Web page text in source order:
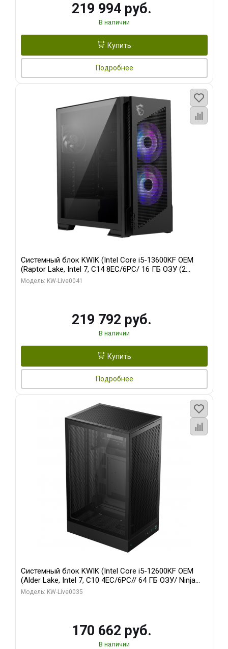
219 994 руб.
В наличии
Купить
Подробнее
Системный блок KWIK (Intel Core i5-13600KF OEM
(Raptor Lake, Intel 7, C14 8EC/6PC/ 16 ГБ ОЗУ (2
модуля)/ Palit RTX5080 GAMINGPRO OC 16GB GDDR7
Модель: KW-Live0041
219 792 руб.
В наличии
Купить
Подробнее
Системный блок KWIK (Intel Core i5-12600KF OEM
(Alder Lake, Intel 7, C10 4EC/6PC// 64 ГБ ОЗУ/ Ninja
Sinotex GTX1650 4GB 128bit GDDR6 DVI DP HDMI 2/
Модель: KW-Live0035
170 662 руб.
В наличии